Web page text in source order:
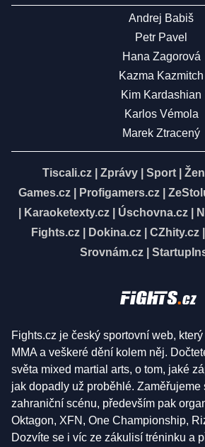
Andrej Babiš
Petr Pavel
Hana Zagorová
Kazma Kazmitch
Kim Kardashian
Karlos Vémola
Marek Ztracený
Tiscali.cz Zprávy Sport
Games.cz
Profigamers.cz
Karaoketexty.cz| Úschovna.cz|
Fights.cz
Dokina.cz CZhity.cz
Srovnám.cz
Fights.cz je český sportovní web,
MMA a veškeré dění kolem něj.
světa mixed martial arts, o tom, jaké
jak dopadly už proběhlé. Zaměřujeme
zahraniční scénu, především pak
Oktagon, XFN, One Championship,
Dozvíte se i víc ze zákulisí tréninku a